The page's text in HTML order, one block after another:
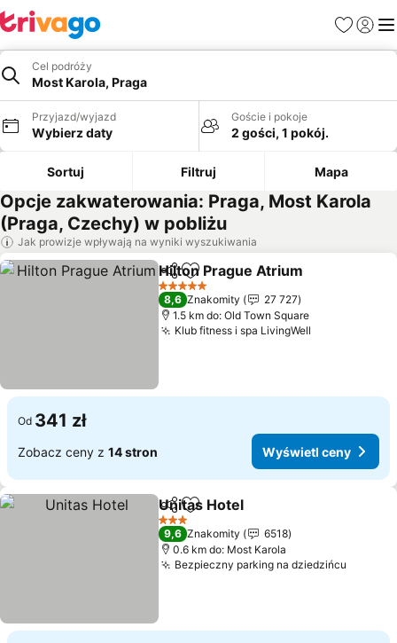
Ulubione
Cel podróży
Most Karola, Praga
Przyjazd/wyjazd
Wybierz daty
Goście i pokoje
2 gości, 1 pokój.
Sortuj Filtruj Mapa
Opcje zakwaterowania: Praga, Most Karola
(Praga, Czechy) w pobliżu
Jak prowizje wpływają na wyniki wyszukiwania
Udostępnij
Dodaj do ulubionych
Hilton Prague Atrium
5 Kategoria
8,6 Znakomity
27 727
1.5 km do: Old Town Square
Klub fitness i spa LivingWell
Od 341 zł
Zobacz ceny z 14 stron Wyświetl ceny
Udostępnij
Dodaj do ulubionych
Unitas Hotel
3 Kategoria
9,6 Znakomity
6518
0.6 km do: Most Karola
Bezpieczny parking na dziedzińcu